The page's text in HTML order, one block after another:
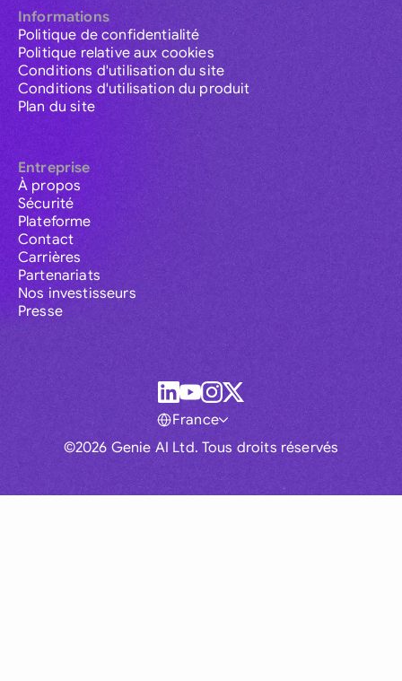
Informations
Politique de confidentialité
Politique relative aux cookies
Conditions d'utilisation du site
Conditions d'utilisation du produit
Plan du site
Entreprise
À propos
Sécurité
Plateforme
Contact
Carrières
Partenariats
Nos investisseurs
Presse
©2026 Genie AI Ltd. Tous droits réservés
France
Global